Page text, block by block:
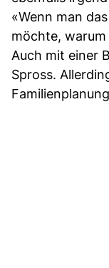
«Wenn man
möchte, warum
Auch mit einer
Spross.